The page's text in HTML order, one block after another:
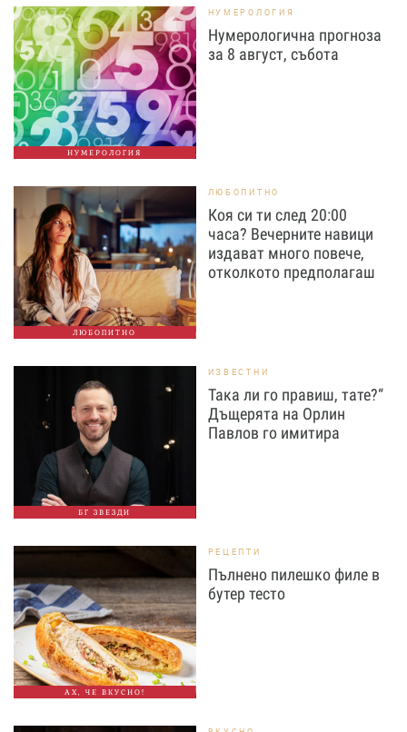
НУМЕРОЛОГИЯ
НУМЕРОЛОГИЯ
Нумерологична прогноза
за 8 август, събота
ЛЮБОПИТНО
ЛЮБОПИТНО
Коя си ти след 20:00
часа? Вечерните навици
издават много повече,
отколкото предполагаш
БГ ЗВЕЗДИ
ИЗВЕСТНИ
Така ли го правиш, тате?“
Дъщерята на Орлин
Павлов го имитира
АХ, ЧЕ ВКУСНО!
РЕЦЕПТИ
Пълнено пилешко филе в
бутер тесто